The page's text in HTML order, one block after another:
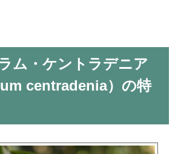
ム・ケントラデニア
centradenia）の特